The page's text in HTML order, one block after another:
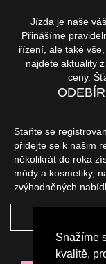
Snažíme
kvalitě,
Jízda je naše
Přinášíme
řízení, ale také
najdete aktuality
ceny.
Staňte se
přidejte se k našim
několikrát do roka
módy a kosmetiky,
zvýhodněných